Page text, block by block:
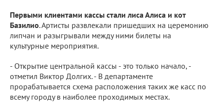
Первыми клиентами кассы стали лиса Алиса и кот
Базилио. Артисты развлекали пришедших на церемонию
липчан и разыгрывали между ними билеты на
культурные мероприятия.
- Открытие центральной кассы - это только начало, -
отметил Виктор Долгих. - В департаменте
прорабатывается схема расположения таких же касс по
всему городу в наиболее проходимых местах.